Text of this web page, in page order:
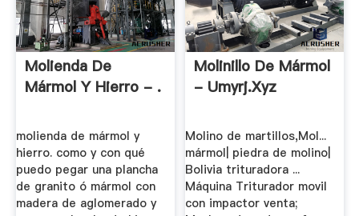
Molienda De
Mármol Y Hierro - .
molienda de mármol y
hierro. como y con qué
puedo pegar una plancha
de granito ó mármol con
madera de aglomerado y
Molinillo De Mármol
- Umyrj.xyz
Molino de martillos,Mol...
mármol| piedra de molino|
Bolivia trituradora ...
Máquina Triturador movil
con impactor venta;